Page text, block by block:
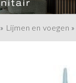
» Lijmen en voegen »